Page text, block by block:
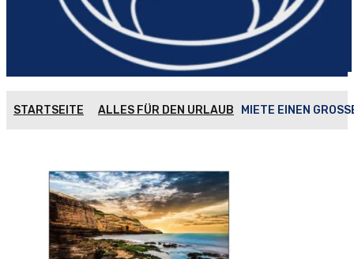
STARTSEITE ALLES FÜR DEN URLAUB MIETE EINEN